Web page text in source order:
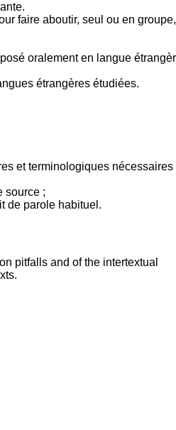
faire aboutir, seul ou en groupe,
oralement en langue
étrangères étudiées.
et terminologiques nécessaires
source ;
de parole habituel.
pitfalls and of the intertextual